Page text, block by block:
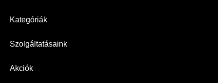
Kategóriák
Szolgáltatásaink
Akciók